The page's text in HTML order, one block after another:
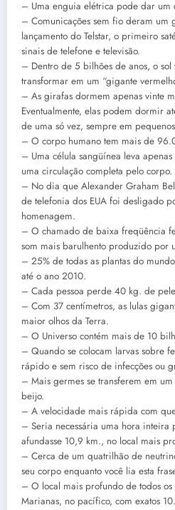
– Uma enguia elétrica pode dar um
– Comunicações sem fio deram um
lançamento do Telstar, o primeiro
sinais de telefone e televisão.
– Dentro de 5 bilhões de anos, o
transformar em um “gigante
– As girafas dormem apenas vinte
Eventualmente, elas podem dormir
de uma só vez, sempre em
– O corpo humano tem mais de
– Uma célula sangüínea leva
uma circulação completa pelo corpo.
– No dia que Alexander Graham
de telefonia dos EUA foi desligado
homenagem.
– O chamado de baixa freqüência
som mais barulhento produzido por
– 25% de todas as plantas do
até o ano 2010.
– Cada pessoa perde 40 kg. de
– Com 37 centímetros, as lulas
maior olhos da Terra.
– O Universo contém mais de 10
– Quando se colocam larvas sobre
rápido e sem risco de infecções ou
– Mais germes se transferem em
beijo.
– A velocidade mais rápida com
– Seria necessária uma hora inteira
afundasse 10,9 km., no local mais
– Cerca de um quatrilhão de
seu corpo enquanto você lia esta
– O local mais profundo de todos os
Marianas, no pacífico, com exatos